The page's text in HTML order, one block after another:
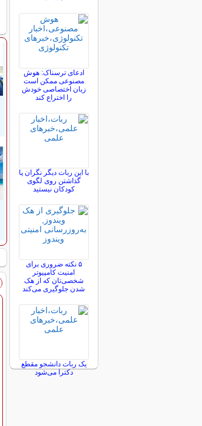
ادعای ترسناک: هوش
مصنوعی ممکن است
زبان اختصاصی خودش
را اختراع کند
با این ربات دیگر نگران پا
گذاشتن روی لگوی
کودکان نیستید
۵ نکته ضروری برای
امنیت کامپیوتر
شخصی‌تان که از هک
شدن جلوگیری می‌کند
یک ربات دانشجو مقطع
دکترا می‌شود